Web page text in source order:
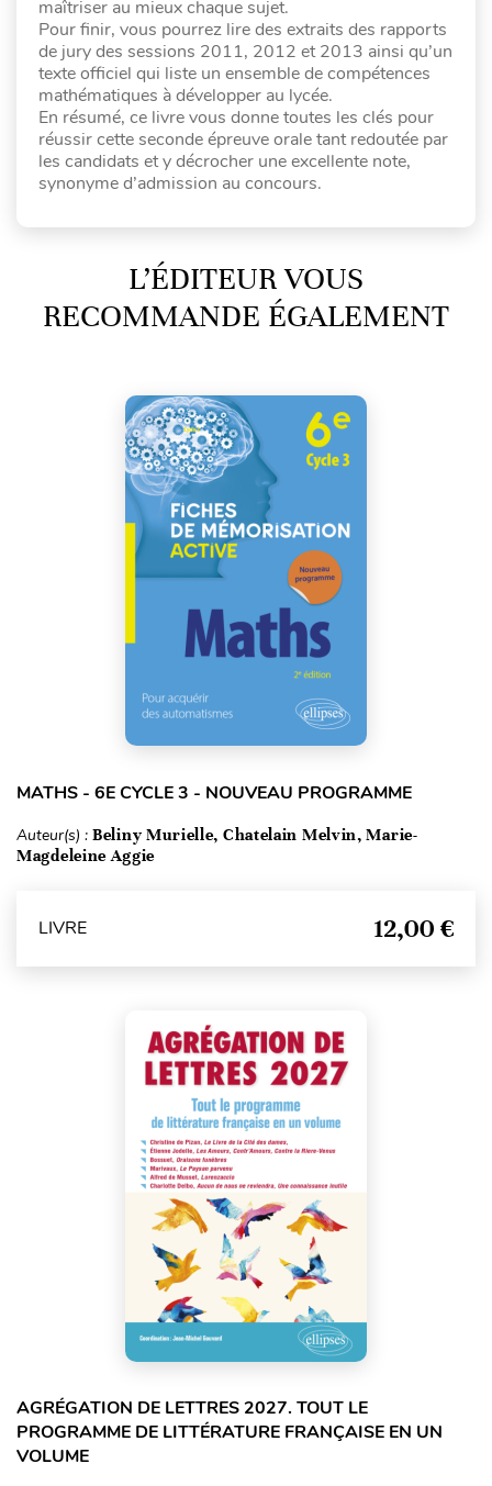
maîtriser au mieux chaque sujet.
Pour finir, vous pourrez lire des extraits des rapports
de jury des sessions 2011, 2012 et 2013 ainsi qu’un
texte officiel qui liste un ensemble de compétences
mathématiques à développer au lycée.
En résumé, ce livre vous donne toutes les clés pour
réussir cette seconde épreuve orale tant redoutée par
les candidats et y décrocher une excellente note,
synonyme d’admission au concours.
L’ÉDITEUR VOUS
RECOMMANDE ÉGALEMENT
MATHS - 6E CYCLE 3 - NOUVEAU PROGRAMME
Auteur(s) : Beliny Murielle, Chatelain Melvin, Marie-
Magdeleine Aggie
LIVRE 12,00 €
AGRÉGATION DE LETTRES 2027. TOUT LE
PROGRAMME DE LITTÉRATURE FRANÇAISE EN UN
VOLUME